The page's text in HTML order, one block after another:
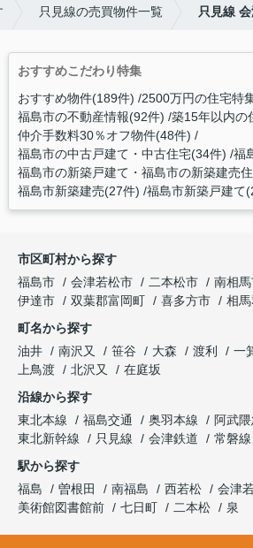
只見線の売買物件一覧 只見線
おすすめこだわり特集
おすすめ物件(189件) 2500万円の住宅特
福島市の不動産情報(92件) 築15年以内の
仲介手数料30％オフ物件(48件)
福島市の中古戸建て・中古住宅(34件) 福
福島市の新築戸建て・福島市の新築建売
福島市新築建売(27件) 福島市新築戸建て
市区町村から探す
福島市
会津若松市 二本松市 南相
伊達市
双葉郡富岡町 喜多方市 相
町名から探す
油井
南沢又 笹谷 大森 渡利 一
上鳥渡
北沢又
在庭坂
沿線から探す
東北本線
福島交通 奥羽本線 阿武
東北新幹線
只見線 会津鉄道 常磐線
駅から探す
福島
曽根田 南福島 西若松 会津
美術館図書館前
七日町 二本松 泉